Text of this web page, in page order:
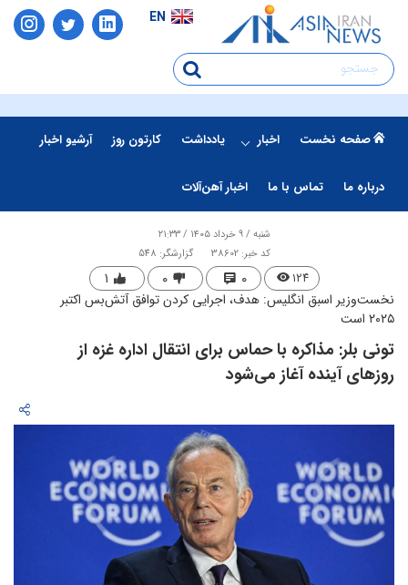
EN
صفحه نخست اخبار یادداشت کارتون روز آرشیو اخبار
درباره ما تماس با ما اخبار آهن‌آلات
شنبه / ۹ خرداد ۱۴۰۵ / ۲۱:۳۳
کد خبر: 38602
گزارشگر: 548
۱۲۴ ۰ ۰ ۱
نخست‌وزیر اسبق انگلیس: هدف، اجرایی کردن توافق آتش‌بس اکتبر
۲۰۲۵ است
تونی بلر: مذاکره با حماس برای انتقال اداره غزه از
روزهای آینده آغاز می‌شود